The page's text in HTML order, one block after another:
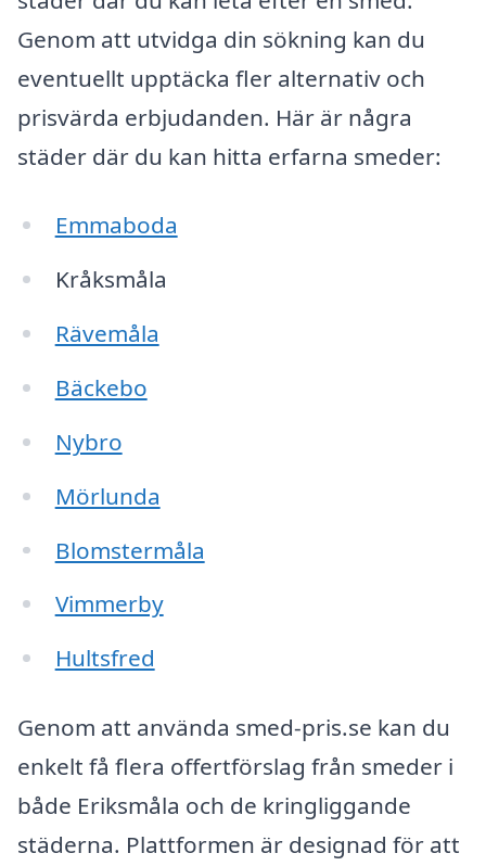
Genom att utvidga din sökning kan du
eventuellt upptäcka fler alternativ och
prisvärda erbjudanden. Här är några
städer där du kan hitta erfarna smeder:
Emmaboda
Kråksmåla
Rävemåla
Bäckebo
Nybro
Mörlunda
Blomstermåla
Vimmerby
Hultsfred
Genom att använda smed-pris.se kan du
enkelt få flera offertförslag från smeder i
både Eriksmåla och de kringliggande
städerna. Plattformen är designad för att